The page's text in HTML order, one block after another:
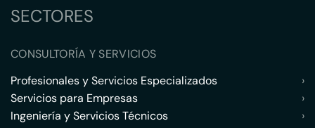
SECTORES
CONSULTORÍA Y SERVICIOS
Profesionales y Servicios Especializados
›
Servicios para Empresas
›
Ingeniería y Servicios Técnicos
›